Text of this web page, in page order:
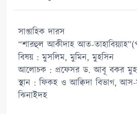
সাপ্তাহিক দারস
“শারহুল আকীদাহ আত-
বিষয় : মুসলিম, মুমিন, মুহসিন
আলোচক : প্রফেসর ড. আবূ বকর
স্থান : ফিকহ ও আক্বিদা বিভাগ, আস-
ঝিনাইদহ